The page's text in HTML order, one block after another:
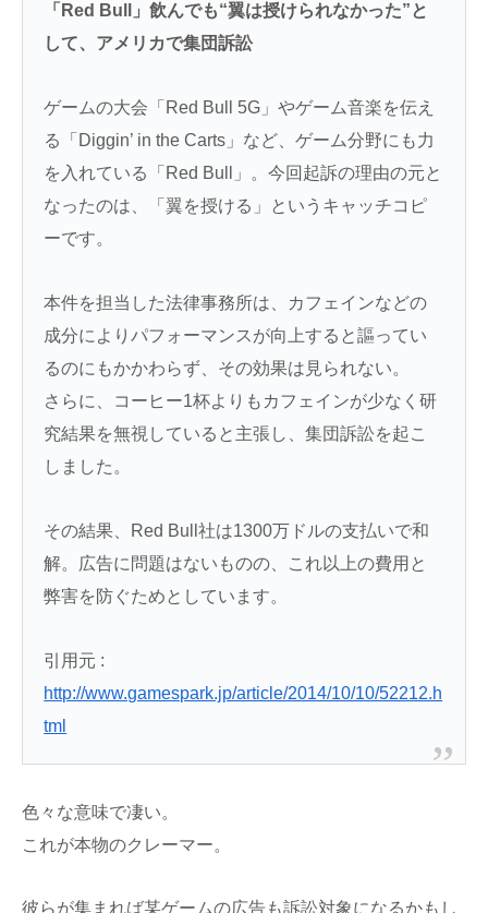
「Red Bull」飲んでも“翼は授けられなかった”と
して、アメリカで集団訴訟
ゲームの大会「Red Bull 5G」やゲーム音楽を伝え
る「Diggin’ in the Carts」など、ゲーム分野にも力
を入れている「Red Bull」。今回起訴の理由の元と
なったのは、「翼を授ける」というキャッチコピ
ーです。
本件を担当した法律事務所は、カフェインなどの
成分によりパフォーマンスが向上すると謳ってい
るのにもかかわらず、その効果は見られない。
さらに、コーヒー1杯よりもカフェインが少なく研
究結果を無視していると主張し、集団訴訟を起こ
しました。
その結果、Red Bull社は1300万ドルの支払いで和
解。広告に問題はないものの、これ以上の費用と
弊害を防ぐためとしています。
引用元 :
http://www.gamespark.jp/article/2014/10/10/52212.h
tml
色々な意味で凄い。
これが本物のクレーマー。
彼らが集まれば某ゲームの広告も訴訟対象になるかもし